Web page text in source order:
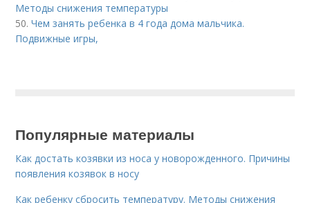
Методы снижения температуры
50.Чем занять ребенка в 4 года дома мальчика.
Подвижные игры,
Популярные материалы
Как достать козявки из носа у новорожденного. Причины
появления козявок в носу
Как ребенку сбросить температуру. Методы снижения